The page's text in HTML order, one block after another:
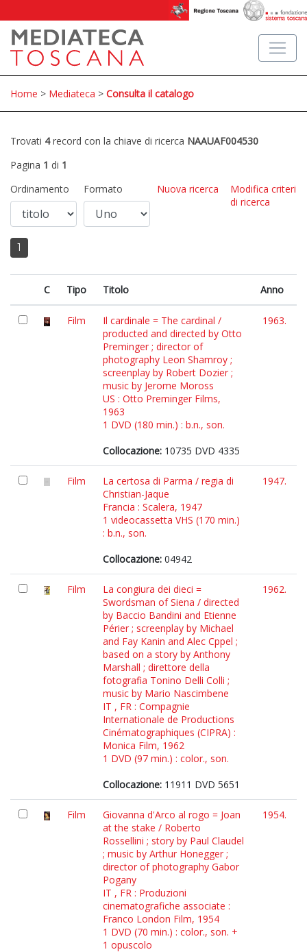
Home > Mediateca > Consulta il catalogo
Trovati 4record con la chiave di ricerca NAAUAF004530
Pagina 1 di 1
Ordinamento
Formato Nuova ricerca
Modifica criteri
di ricerca
1
C Tipo Titolo Anno
Film
Il cardinale = The cardinal /
producted and directed by Otto
Preminger ; director of
photography Leon Shamroy ;
screenplay by Robert Dozier ;
music by Jerome Moross
US : Otto Preminger Films,
1963
1 DVD (180 min.) : b.n., son.
Collocazione: 10735 DVD 4335
1963.
Film
La certosa di Parma / regia di
Christian-Jaque
Francia : Scalera, 1947
1 videocassetta VHS (170 min.)
: b.n., son.
Collocazione: 04942
1947.
Film
La congiura dei dieci =
Swordsman of Siena / directed
by Baccio Bandini and Etienne
Périer ; screenplay by Michael
and Fay Kanin and Alec Cppel ;
based on a story by Anthony
Marshall ; direttore della
fotografia Tonino Delli Colli ;
music by Mario Nascimbene
IT , FR : Compagnie
Internationale de Productions
Cinématographiques (CIPRA) :
Monica Film, 1962
1 DVD (97 min.) : color., son.
Collocazione: 11911 DVD 5651
1962.
Film
Giovanna d'Arco al rogo = Joan
at the stake / Roberto
Rossellini ; story by Paul Claudel
; music by Arthur Honegger ;
director of photography Gabor
Pogany
IT , FR : Produzioni
cinematografiche associate :
Franco London Film, 1954
1 DVD (70 min.) : color., son. +
1 opuscolo
1954.